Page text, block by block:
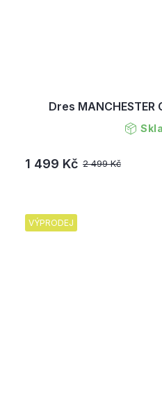
Dres
2 499 Kč
1 499 Kč
VÝPRODEJ